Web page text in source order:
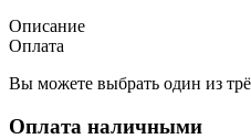
Описание
Оплата
Вы можете выбрать один из
Оплата наличными